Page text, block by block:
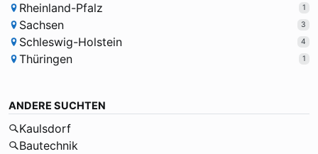
Rheinland-Pfalz 1
Sachsen 3
Schleswig-Holstein 4
Thüringen 1
ANDERE SUCHTEN
Kaulsdorf
Bautechnik